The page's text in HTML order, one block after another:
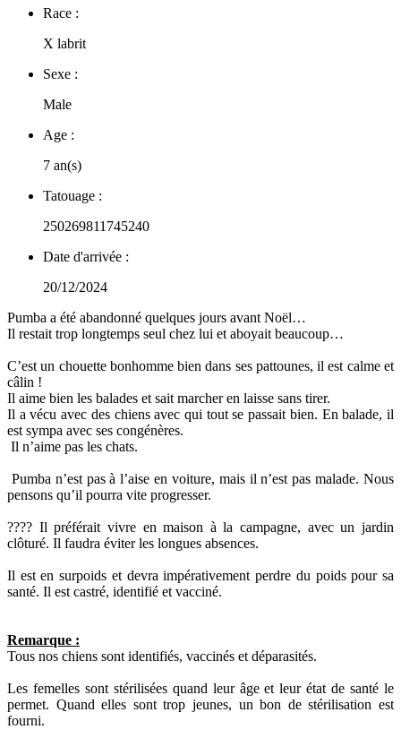
Race :
X labrit
Sexe :
Male
Age :
7 an(s)
Tatouage :
250269811745240
Date d'arrivée :
20/12/2024
Pumba a été abandonné quelques jours avant Noël…
Il restait trop longtemps seul chez lui et aboyait beaucoup…
C’est un chouette bonhomme bien dans ses pattounes, il est calme et
câlin !
Il aime bien les balades et sait marcher en laisse sans tirer.
Il a vécu avec des chiens avec qui tout se passait bien. En balade, il
est sympa avec ses congénères.
Il n’aime pas les chats.
Pumba n’est pas à l’aise en voiture, mais il n’est pas malade. Nous
pensons qu’il pourra vite progresser.
???? Il préférait vivre en maison à la campagne, avec un jardin
clôturé. Il faudra éviter les longues absences.
Il est en surpoids et devra impérativement perdre du poids pour sa
santé. Il est castré, identifié et vacciné.
Remarque :
Tous nos chiens sont identifiés, vaccinés et déparasités.
Les femelles sont stérilisées quand leur âge et leur état de santé le
permet. Quand elles sont trop jeunes, un bon de stérilisation est
fourni.